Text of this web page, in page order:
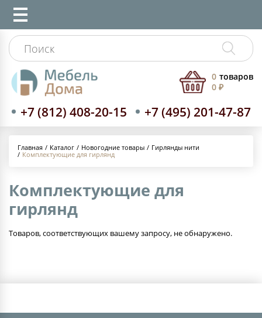
+7 (812) 408-20-15 +7 (495) 201-47-87
0 товаров
0 ₽
Главная Каталог Новогодние товары
Гирлянды нити
Комплектующие для гирлянд
Комплектующие для
гирлянд
Товаров, соответствующих вашему запросу, не обнаружено.